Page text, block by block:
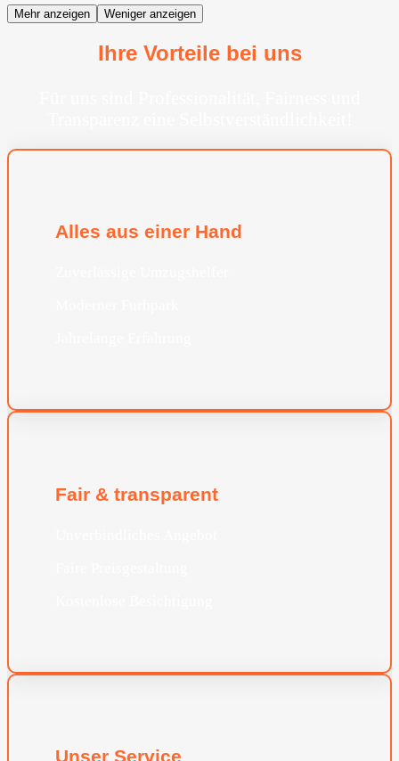
Mehr anzeigen Weniger anzeigen
Ihre Vorteile bei uns
Alles aus einer Hand
Fair & transparent
Unser Service